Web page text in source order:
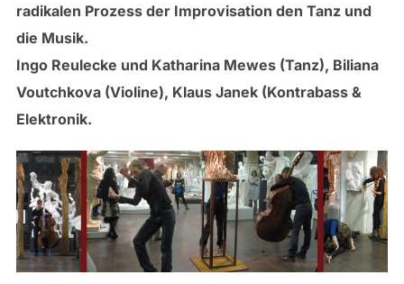
radikalen Prozess der Improvisation den Tanz und
die Musik.
Ingo Reulecke und Katharina Mewes (Tanz), Biliana
Voutchkova (Violine), Klaus Janek (Kontrabass &
Elektronik.